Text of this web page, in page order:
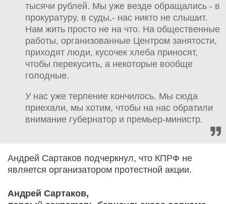
тысячи рублей. Мы уже везде обращались - в
прокуратуру, в суды,- нас никто не слышит.
Нам жить просто не на что. На общественные
работы, организованные Центром занятости,
приходят люди, кусочек хлеба приносят,
чтобы перекусить, а некоторые вообще
голодные.
У нас уже терпение кончилось. Мы сюда
приехали, мы хотим, чтобы на нас обратили
внимание губернатор и премьер-министр.
Андрей Сартаков подчеркнул, что КПРФ не
является организатором протестной акции.
Андрей Сартаков,